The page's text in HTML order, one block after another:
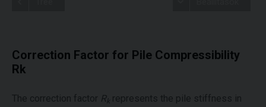
Correction Factor for Pile Compressibility
Rk
The correction factor Rk represents the pile stiffness in